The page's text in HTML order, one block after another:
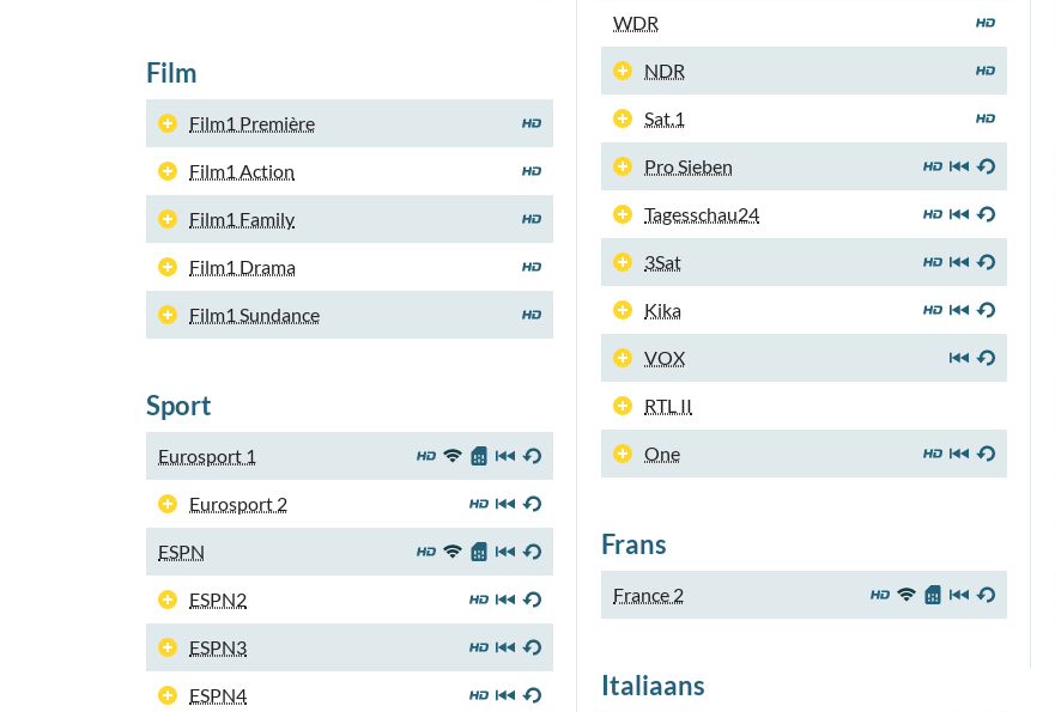
Film
Film1 Première
Film1 Action
Film1 Family
Film1 Drama
Film1 Sundance
Sport
Eurosport 1
Eurosport 2
ESPN
ESPN2
ESPN3
ESPN4
WDR
NDR
Sat.1
Pro Sieben
Tagesschau24
3Sat
Kika
VOX
RTL II
One
Frans
France 2
Italiaans